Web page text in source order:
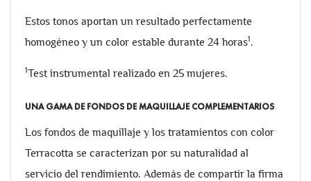
Estos tonos aportan un resultado perfectamente
homogéneo y un color estable durante 24 horas1.
1Test instrumental realizado en 25 mujeres.
UNA GAMA DE FONDOS DE MAQUILLAJE COMPLEMENTARIOS
Los fondos de maquillaje y los tratamientos con color
Terracotta se caracterizan por su naturalidad al
servicio del rendimiento. Además de compartir la firma